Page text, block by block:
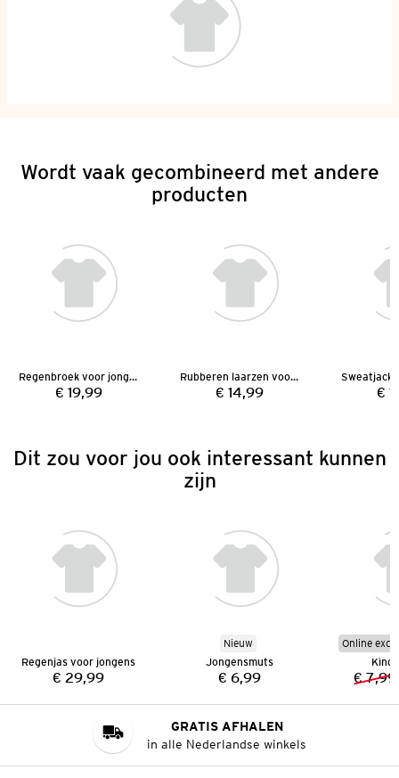
Wordt vaak gecombineerd met andere
producten
Regenbroek voor jongens
Prijs:
€ 19,99
Rubberen laarzen voor jongens
Prijs:
€ 14,99 €
Dit zou voor jou ook interessant kunnen
zijn
Regenjas voor jongens
Prijs:
€ 29,99
Nieuw
Jongensmuts
Prijs:
€ 6,99
Online
€ 7,99
GRATIS AFHALEN
in alle Nederlandse winkels